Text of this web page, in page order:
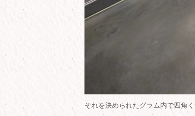
それを決められたグラム内で四角